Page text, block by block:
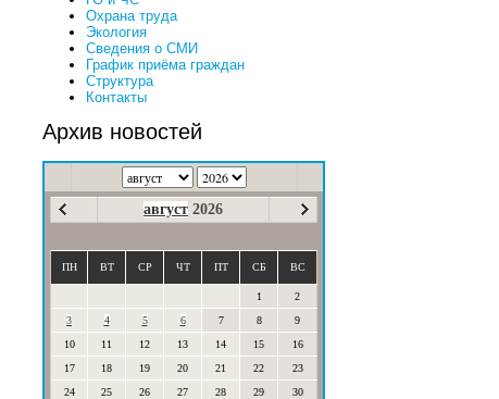
Охрана труда
Экология
Сведения о СМИ
График приёма граждан
Структура
Контакты
Архив новостей
август 2026
ПН ВТ СР ЧТ ПТ СБ ВС
1
2
3
4 5 6 7 8
9
10
11 12 13 14 15
16
17
18 19 20 21 22
23
24
25 26 27 28 29
30